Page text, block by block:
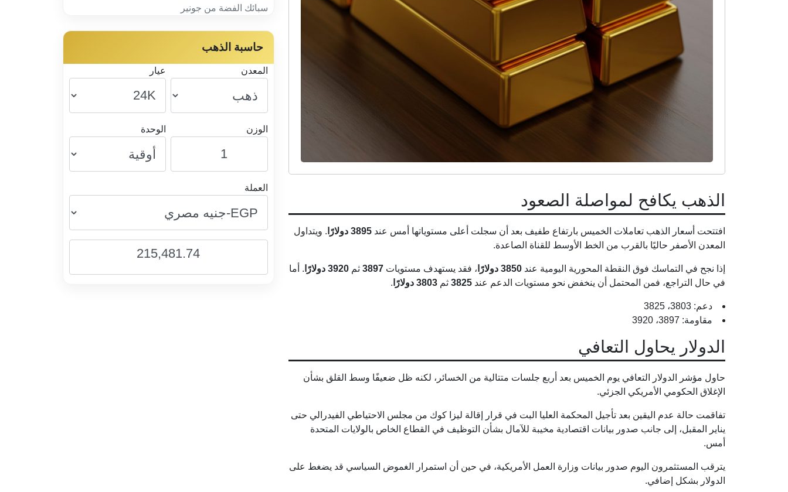
الذهب يكافح لمواصلة الصعود
افتتحت أسعار الذهب تعاملات الخميس بارتفاع طفيف بعد أن سجلت أعلى مستوياتها أمس عند 3895 دولارًا
. ويتداول
المعدن الأصفر حاليًا بالقرب من الخط الأوسط للقناة الصاعدة.
إذا نجح في التماسك فوق النقطة المحورية اليومية عند 3850 دولارًا ، فقد يستهدف مستويات 3897 ثم 3920 دولارًا
. أما
في حال التراجع، فمن المحتمل أن ينخفض نحو مستويات الدعم عند 3825 ثم 3803 دولارًا .
دعم: 3803، 3825
مقاومة: 3897، 3920
الدولار يحاول التعافي
حاول مؤشر الدولار التعافي يوم الخميس بعد أربع جلسات متتالية من الخسائر، لكنه ظل ضعيفًا وسط القلق بشأن
الإغلاق الحكومي الأمريكي الجزئي.
تفاقمت حالة عدم اليقين بعد تأجيل المحكمة العليا البت في قرار إقالة ليزا كوك من مجلس الاحتياطي الفيدرالي حتى
يناير المقبل، إلى جانب صدور بيانات اقتصادية مخيبة للآمال بشأن التوظيف في القطاع الخاص بالولايات المتحدة
أمس.
يترقب المستثمرون اليوم صدور بيانات وزارة العمل الأمريكية، في حين أن استمرار الغموض السياسي قد يضغط على
الدولار بشكل إضافي.
سبائك الفضة من جونير
حاسبة الذهب
المعدن عيار
الوزن الوحدة
العملة
215,481.74